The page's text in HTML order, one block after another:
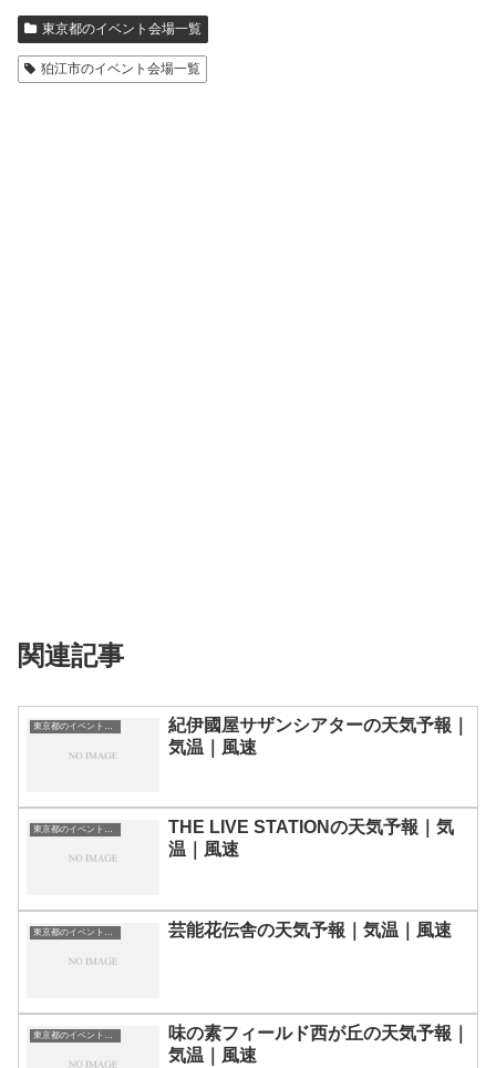
東京都のイベント会場一覧
狛江市のイベント会場一覧
関連記事
東京都のイベント会場一覧
紀伊國屋サザンシアターの天気予報｜
気温｜風速
東京都のイベント会場一覧
THE LIVE STATIONの天気予報｜気
温｜風速
東京都のイベント会場一覧 芸能花伝舎の天気予報｜気温｜風速
東京都のイベント会場一覧
味の素フィールド西が丘の天気予報｜
気温｜風速